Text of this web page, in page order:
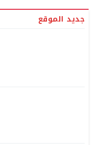
جديد الموقع